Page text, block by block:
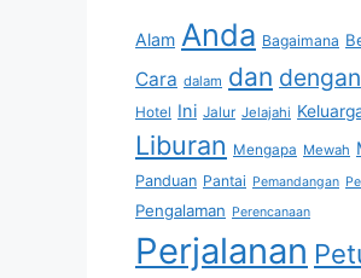
Alam Anda Bagaimana
Cara dalam dan dengan
Hotel Ini Jalur Jelajahi
Liburan Mengapa Mewah
Panduan Pantai Pemandangan
Pengalaman Perencanaan
Perjalanan